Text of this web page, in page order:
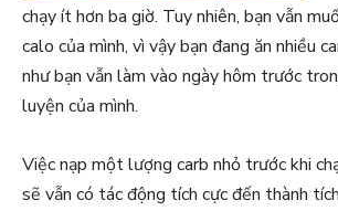
chạy ít hơn ba giờ. Tuy nhiên, bạn vẫn
calo của mình, vì vậy bạn đang ăn nhiều
như bạn vẫn làm vào ngày hôm trước
luyện của mình.
Việc nạp một lượng carb nhỏ trước khi
sẽ vẫn có tác động tích cực đến thành